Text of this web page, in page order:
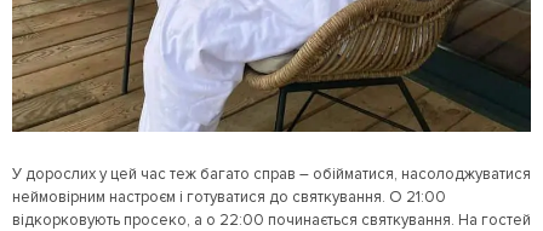
У дорослих у цей час теж багато справ – обійматися, насолоджуватися
неймовірним настроєм і готуватися до святкування. О 21:00
відкорковують просеко, а о 22:00 починається святкування. На гостей